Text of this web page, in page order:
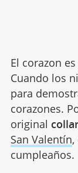
El corazon
Cuando los
para
corazones.
original
San Valentín
cumpleaños.